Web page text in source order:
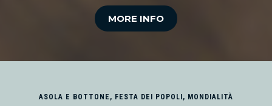
MORE INFO
ASOLA E BOTTONE , FESTA DEI POPOLI , MONDIALITÀ